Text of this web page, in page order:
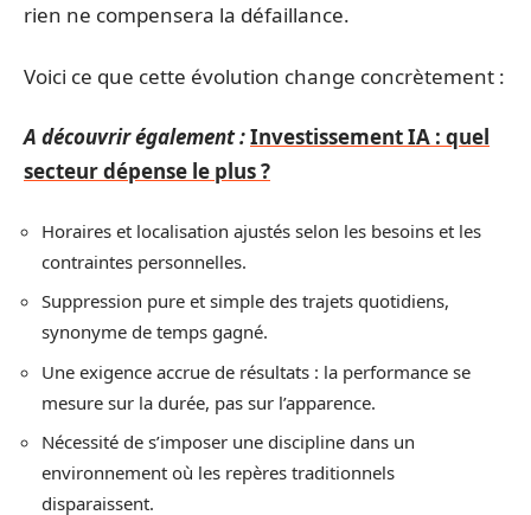
rien ne compensera la défaillance.
Voici ce que cette évolution change concrètement :
A découvrir également :Investissement IA : quel
secteur dépense le plus ?
Horaires et localisation ajustés selon les besoins et les
contraintes personnelles.
Suppression pure et simple des trajets quotidiens,
synonyme de temps gagné.
Une exigence accrue de résultats : la performance se
mesure sur la durée, pas sur l’apparence.
Nécessité de s’imposer une discipline dans un
environnement où les repères traditionnels
disparaissent.